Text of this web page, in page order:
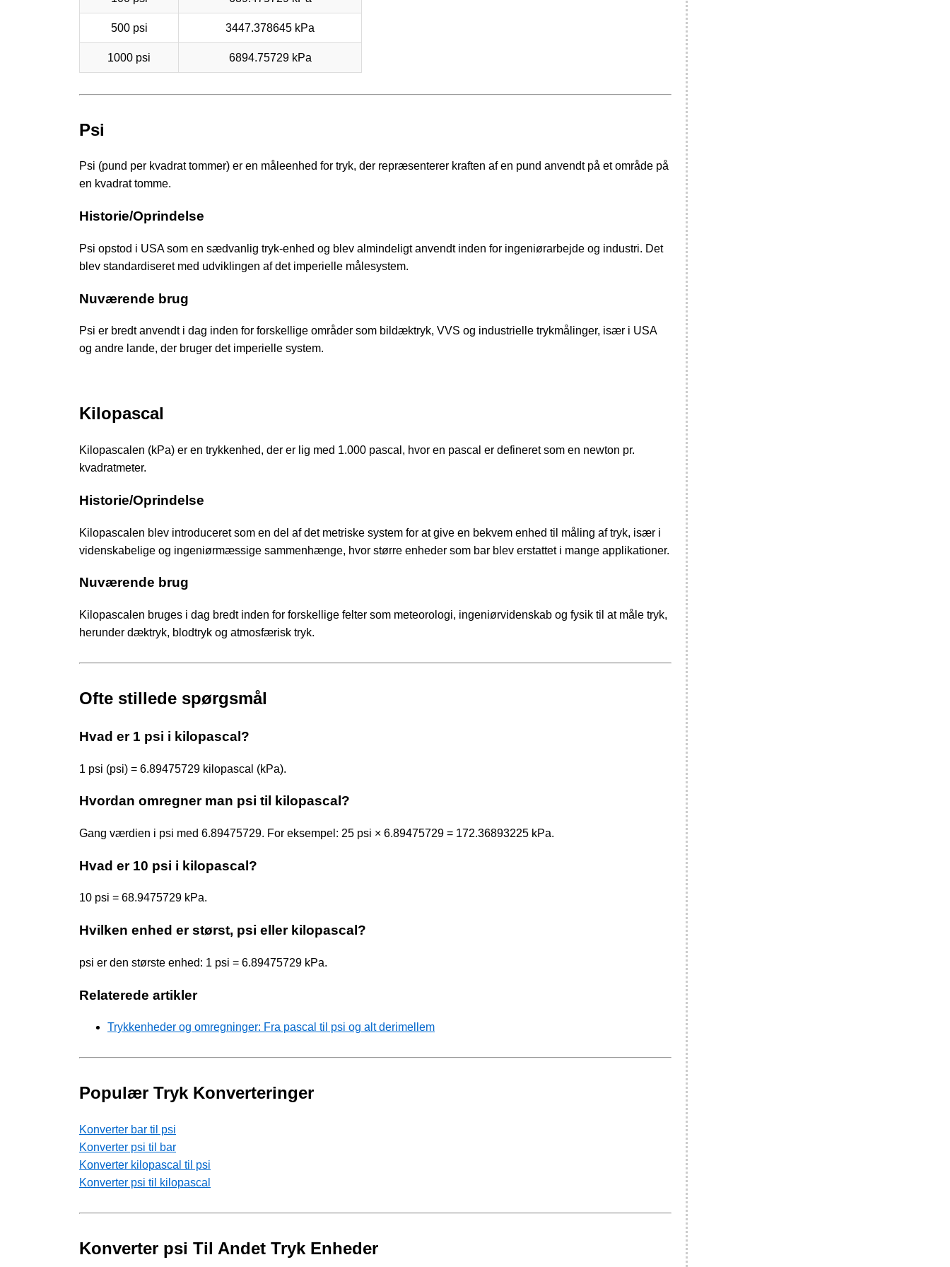
500 psi 3447.378645 kPa
1000 psi 6894.75729 kPa
Psi
Psi (pund per kvadrat tommer) er en måleenhed for tryk, der repræsenterer kraften af en pund anvendt på et område på
en kvadrat tomme.
Historie/Oprindelse
Psi opstod i USA som en sædvanlig tryk-enhed og blev almindeligt anvendt inden for ingeniørarbejde og industri. Det
blev standardiseret med udviklingen af det imperielle målesystem.
Nuværende brug
Psi er bredt anvendt i dag inden for forskellige områder som bildæktryk, VVS og industrielle trykmålinger, især i USA
og andre lande, der bruger det imperielle system.
Kilopascal
Kilopascalen (kPa) er en trykkenhed, der er lig med 1.000 pascal, hvor en pascal er defineret som en newton pr.
kvadratmeter.
Historie/Oprindelse
Kilopascalen blev introduceret som en del af det metriske system for at give en bekvem enhed til måling af tryk, især i
videnskabelige og ingeniørmæssige sammenhænge, hvor større enheder som bar blev erstattet i mange applikationer.
Nuværende brug
Kilopascalen bruges i dag bredt inden for forskellige felter som meteorologi, ingeniørvidenskab og fysik til at måle tryk,
herunder dæktryk, blodtryk og atmosfærisk tryk.
Ofte stillede spørgsmål
Hvad er 1 psi i kilopascal?
1 psi (psi) = 6.89475729 kilopascal (kPa).
Hvordan omregner man psi til kilopascal?
Gang værdien i psi med 6.89475729. For eksempel: 25 psi × 6.89475729 = 172.36893225 kPa.
Hvad er 10 psi i kilopascal?
10 psi = 68.9475729 kPa.
Hvilken enhed er størst, psi eller kilopascal?
psi er den største enhed: 1 psi = 6.89475729 kPa.
Relaterede artikler
Trykkenheder og omregninger: Fra pascal til psi og alt derimellem
Populær Tryk Konverteringer
Konverter bar til psi
Konverter psi til bar
Konverter kilopascal til psi
Konverter psi til kilopascal
Konverter psi Til Andet Tryk Enheder